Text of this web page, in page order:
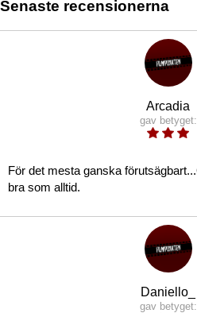
Senaste recensionerna
Arcadia
gav betyget:
För det mesta ganska
bra som alltid.
Daniello_
gav betyget: